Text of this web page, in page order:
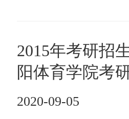
2015年考研招
阳体育学院考
2020-09-05